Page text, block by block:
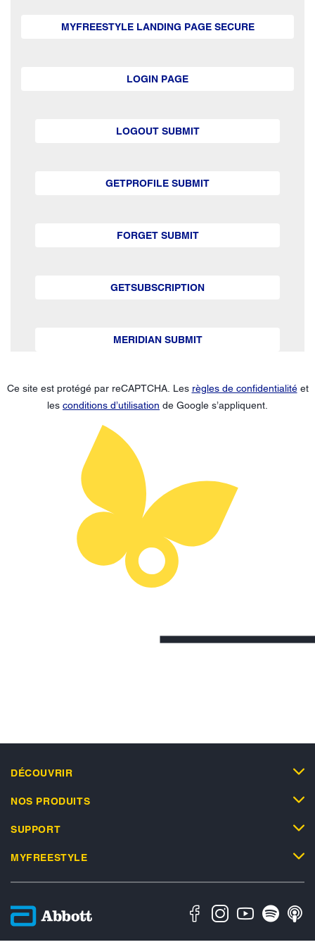
MYFREESTYLE LANDING PAGE SECURE
LOGIN PAGE
LOGOUT SUBMIT
GETPROFILE SUBMIT
FORGET SUBMIT
GETSUBSCRIPTION
MERIDIAN SUBMIT
Ce site est protégé par reCAPTCHA. Les règles de confidentialitéet
les conditions d’utilisation de Google s’appliquent.
DÉCOUVRIR
NOS PRODUITS
SUPPORT
MYFREESTYLE